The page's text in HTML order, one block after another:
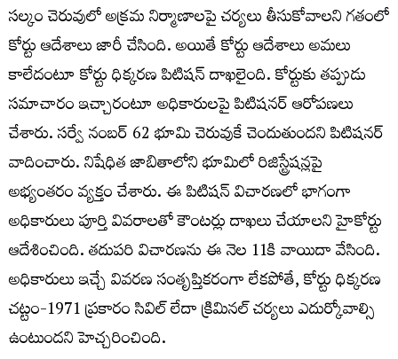
సల్కం చెరువులో అక్రమ నిర్మాణాలపై చర్యలు తీసుకోవాలని గతంలో
కోర్టు ఆదేశాలు జారీ చేసింది. అయితే కోర్టు ఆదేశాలు అమలు
కాలేదంటూ కోర్టు ధిక్కరణ పిటిషన్ దాఖలైంది. కోర్టుకు తప్పుడు
సమాచారం ఇచ్చారంటూ అధికారులపై పిటిషనర్ ఆరోపణలు
చేశారు. సర్వే నంబర్ 62 భూమి చెరువుకే చెందుతుందని పిటిషనర్
వాదించారు. నిషేధిత జాబితాలోని భూమిలో రిజిస్ట్రేషన్లపై
అభ్యంతరం వ్యక్తం చేశారు. ఈ పిటిషన్ విచారణలో భాగంగా
అధికారులు పూర్తి వివరాలతో కౌంటర్లు దాఖలు చేయాలని హైకోర్టు
ఆదేశించింది. తదుపరి విచారణను ఈ నెల 11కి వాయిదా వేసింది.
అధికారులు ఇచ్చే వివరణ సంతృప్తికరంగా లేకపోతే, కోర్టు ధిక్కరణ
చట్టం-1971 ప్రకారం సివిల్ లేదా క్రిమినల్ చర్యలు ఎదుర్కోవాల్సి
ఉంటుందని హెచ్చరించింది.